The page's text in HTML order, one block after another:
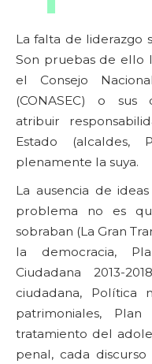
La falta de liderazgo
Son pruebas de ello
el Consejo
(CONASEC) o sus
atribuir
Estado (alcaldes,
plenamente la suya.
La ausencia de
problema no es
sobraban (La Gran
la democracia,
Ciudadana 2013-
ciudadana, Política
patrimoniales,
tratamiento del
penal, cada